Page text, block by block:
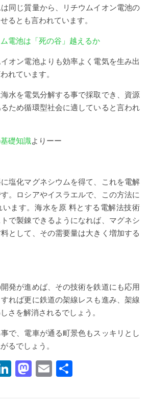
同じ質量から、リチウムイオン電池の
るとも言われています。
電池は「死の谷」越えるか
オン電池よりも効率よく電気を生み出
れています。
水を電気分解する事で採取でき、資源
ため循環型社会に適していると言われ
礎知識よりーー
塩化マグネシウムを得て、これを電解
。ロシアやイスラエルで、この方法に
います。海水を原 料とする電解法技術
で製錬できるようになれば、マグネシ
として、その需要量は大きく増加する
発が進めば、その技術を鉄道にも応用
れば更に鉄道の架線レスも進み、架線
さを解消されるでしょう。
で、電車が通る町景色もスッキリとし
るでしょう。
LinkedIn
Mastodon
Email